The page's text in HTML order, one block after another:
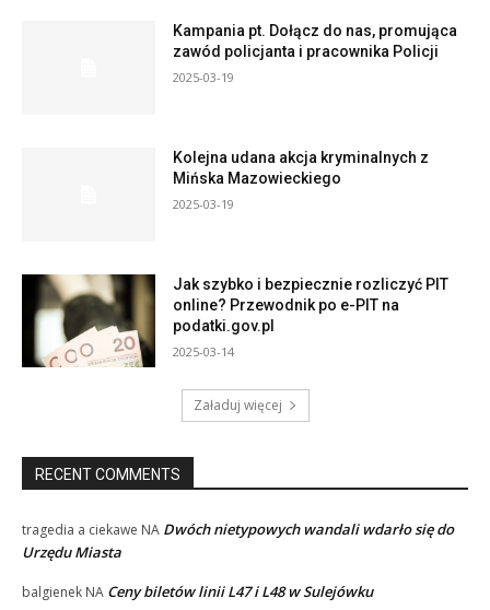
Kampania pt. Dołącz do nas, promująca
zawód policjanta i pracownika Policji
2025-03-19
Kolejna udana akcja kryminalnych z
Mińska Mazowieckiego
2025-03-19
Jak szybko i bezpiecznie rozliczyć PIT
online? Przewodnik po e-PIT na
podatki.gov.pl
2025-03-14
Załaduj więcej
RECENT COMMENTS
tragedia a ciekawe NA Dwóch nietypowych wandali wdarło się do
Urzędu Miasta
balgienek NA Ceny biletów linii L47 i L48 w Sulejówku